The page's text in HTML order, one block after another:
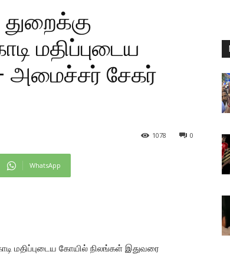
மதிப்புடைய
அமைச்சர் சேகர்
0
1078
WhatsApp
மதிப்புடைய கோயில் நிலங்கள் இதுவரை